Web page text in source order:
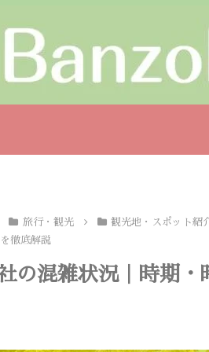
旅行・観光
観光地・スポット紹
徹底解説
の混雑状況｜時期